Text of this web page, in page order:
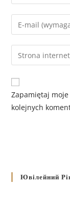
Zapamiętaj
kolejnych
Ювілейний